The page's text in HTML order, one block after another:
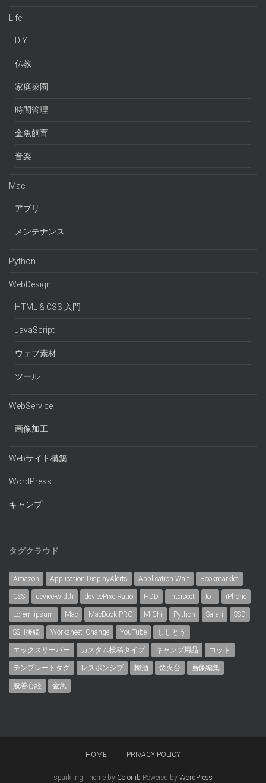
Life
DIY
仏教
家庭菜園
時間管理
金魚飼育
音楽
Mac
アプリ
メンテナンス
Python
WebDesign
HTML & CSS 入門
JavaScript
ウェブ素材
ツール
WebService
画像加工
Webサイト構築
WordPress
キャンプ
タグクラウド
Amazon Application.DisplayAlerts Application.Wait Bookmarklet
CSS device-width devicePixelRatio HDD Intersect IoT iPhone
Lorem ipsum Mac MacBook PRO MiChi Python Safari SSD
SSH接続 Worksheet_Change YouTube ししとう
エックスサーバー カスタム投稿タイプ キャンプ用品 コット
テンプレートタグ レスポンシブ 梅酒 焚火台 画像編集
般若心経 金魚
HOME PRIVACY POLICY
sparkling Theme by Colorlib Powered by WordPress